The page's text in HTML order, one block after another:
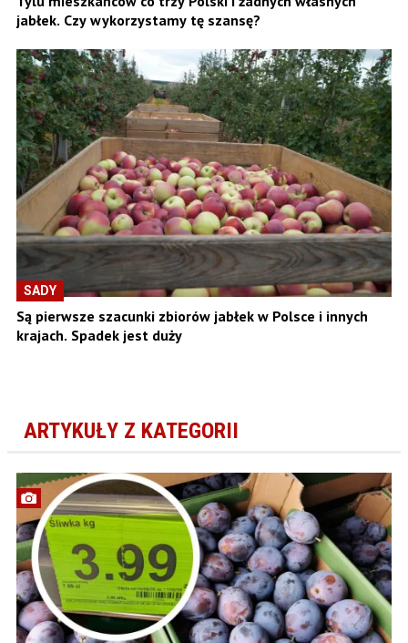
jabłek. Czy wykorzystamy tę szansę?
SADY
Są pierwsze szacunki zbiorów jabłek w Polsce i innych
krajach. Spadek jest duży
ARTYKUŁY Z KATEGORII